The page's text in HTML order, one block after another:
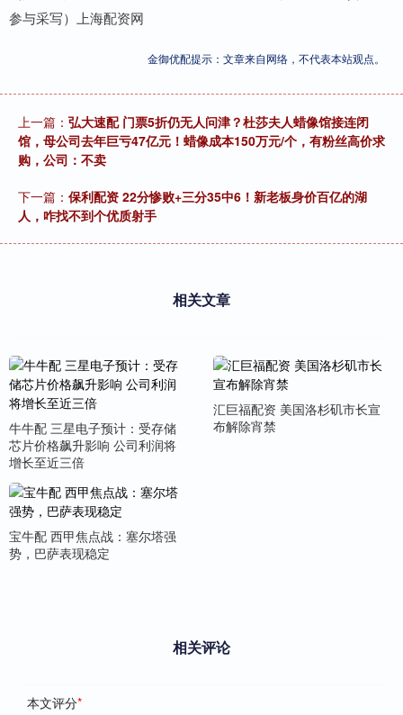
参与采写）上海配资网
金御优配提示：文章来自网络，不代表本站观点。
上一篇： 弘大速配 门票5折仍无人问津？杜莎夫人蜡像馆接连闭
馆，母公司去年巨亏47亿元！蜡像成本150万元/个，有粉丝高价求
购，公司：不卖
下一篇： 保利配资 22分惨败+三分35中6！新老板身价百亿的湖
人，咋找不到个优质射手
相关文章
牛牛配 三星电子预计：受存储
芯片价格飙升影响 公司利润将
增长至近三倍
汇巨福配资 美国洛杉矶市长宣
布解除宵禁
宝牛配 西甲焦点战：塞尔塔强
势，巴萨表现稳定
相关评论
本文评分*